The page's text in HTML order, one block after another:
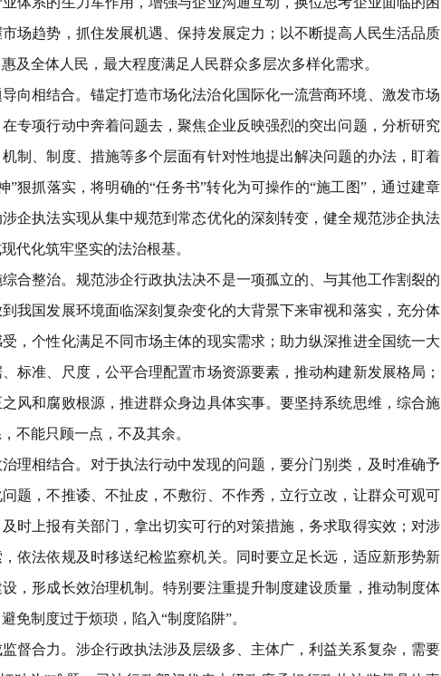
场趋势，抓住发展机遇、保持发展定力；以不断提高人民生活品质
及全体人民，最大程度满足人民群众多层次多样化需求。
向相结合。 锚定打造市场化法治化国际化一流营商环境、激发市场
专项行动中奔着问题去，聚焦企业反映强烈的突出问题，分析研究
制、制度、措施等多个层面有针对性地提出解决问题的办法，盯着
”狠抓落实，将明确的“任务书”转化为可操作的“施工图”，通过建章
企执法实现从集中规范到常态优化的深刻转变，健全规范涉企执法
代化筑牢坚实的法治根基。
综合整治。 规范涉企行政执法决不是一项孤立的、与其他工作割裂的
我国发展环境面临深刻复杂变化的大背景下来审视和落实，充分体
，个性化满足不同市场主体的现实需求；助力纵深推进全国统一大
标准、尺度，公平合理配置市场资源要素，推动构建新发展格局；
风和腐败根源，推进群众身边具体实事。要坚持系统思维，综合施
不能只顾一点，不及其余。
理相结合。 对于执法行动中发现的问题，要分门别类，及时准确予
题，不推诿、不扯皮，不敷衍、不作秀，立行立改，让群众可观可
时上报有关部门，拿出切实可行的对策措施，务求取得实效；对涉
依法依规及时移送纪检监察机关。同时要立足长远，适应新形势新
，形成长效治理机制。特别要注重提升制度建设质量，推动制度体
免制度过于烦琐，陷入“制度陷阱”。
督合力 。 涉企行政执法涉及层级多、主体广，利益关系复杂，需要